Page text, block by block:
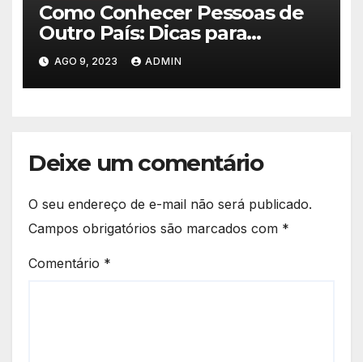
Como Conhecer Pessoas de
Outro País: Dicas para
Expandir seu Círculo Social
Internacional
AGO 9, 2023 ADMIN
Deixe um comentário
O seu endereço de e-mail não será publicado.
Campos obrigatórios são marcados com *
Comentário *